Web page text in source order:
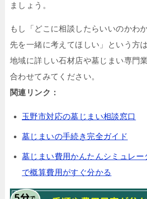
ましょう。
もし「どこに相談したらいいのかわ
先を一緒に考えてほしい」という方は
地域に詳しい石材店や墓じまい専門
合わせてみてください。
関連リンク：
玉野市対応の墓じまい相談窓口
墓じまいの手続き完全ガイド
墓じまい費用かんたんシミュレー
で概算費用がすぐ分かる